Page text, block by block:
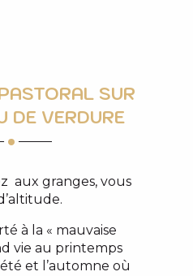
SUR
DE VERDURE
aux granges, vous
à la « mauvaise
vie au printemps
et l’automne où